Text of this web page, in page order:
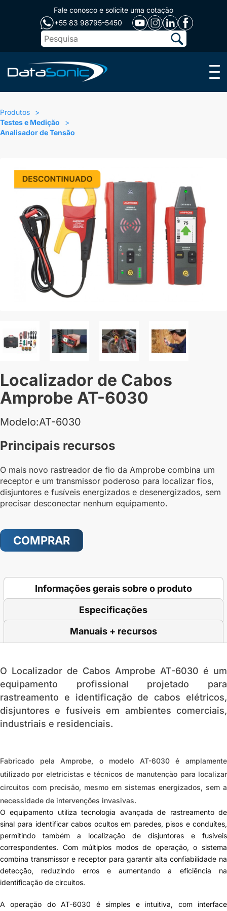
Fale conosco e solicite uma cotação
+55 83 98795-5450
Menu
Produtos
Testes e Medição
Analisador de Tensão
Localizador de Cabos
Amprobe AT-6030
Modelo:AT-6030
Principais recursos
O mais novo rastreador de fio da Amprobe combina um
receptor e um transmissor poderoso para localizar fios,
disjuntores e fusíveis energizados e desenergizados, sem
precisar desconectar nenhum equipamento.
COMPRAR
Informações gerais sobre o produto
Especificações
Manuais + recursos
O Localizador de Cabos Amprobe AT-6030 é um
equipamento profissional projetado para
rastreamento e identificação de cabos elétricos,
disjuntores e fusíveis em ambientes comerciais,
industriais e residenciais.
Fabricado pela Amprobe, o modelo AT-6030 é amplamente
utilizado por eletricistas e técnicos de manutenção para localizar
circuitos com precisão, mesmo em sistemas energizados, sem a
necessidade de intervenções invasivas.
O equipamento utiliza tecnologia avançada de rastreamento de
sinal para identificar cabos ocultos em paredes, pisos e conduítes,
permitindo também a localização de disjuntores e fusíveis
correspondentes. Com múltiplos modos de operação, o sistema
combina transmissor e receptor para garantir alta confiabilidade na
detecção, reduzindo erros e aumentando a eficiência na
identificação de circuitos.
A operação do AT-6030 é simples e intuitiva, com interface